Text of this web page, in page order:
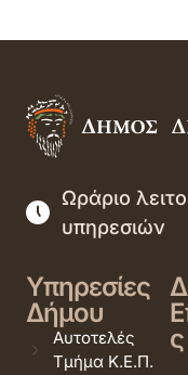
Ωράριο
υπηρεσιών
Υπηρεσίες
Δήμου
Αυτοτελές
Τμήμα Κ.Ε.Π.